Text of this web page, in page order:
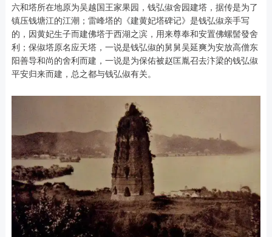
六和塔所在地原为吴越国王家果园，钱弘俶舍园建塔，据传是为了
镇压钱塘江的江潮；雷峰塔的《建黄妃塔碑记》是钱弘俶亲手写
的，因黄妃生子而建佛塔于西湖之滨，用来尊奉和安置佛螺髻發舍
利；保俶塔原名应天塔，一说是钱弘俶的舅舅吴延爽为安放高僧东
阳善导和尚的舍利而建，一说是为保佑被赵匡胤召去汴梁的钱弘俶
平安归来而建，总之都与钱弘俶有关。